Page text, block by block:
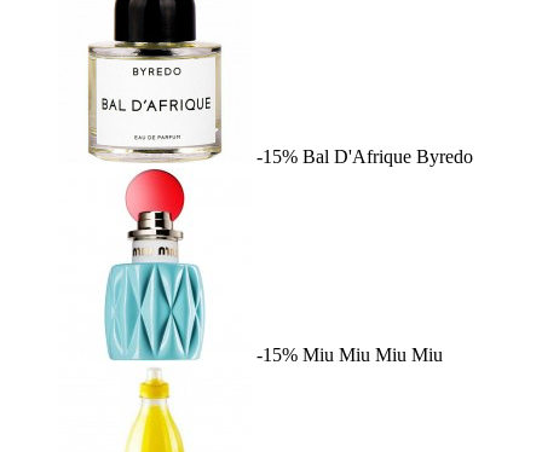
-15% Bal D'Afrique Byredo
-15% Miu Miu Miu Miu